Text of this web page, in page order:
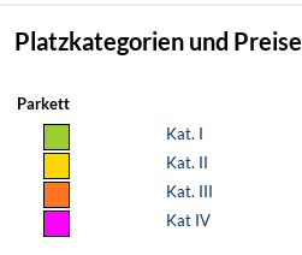
Platzkategorien und Preise
Parkett
Kat. I
Kat. II
Kat. III
Kat IV